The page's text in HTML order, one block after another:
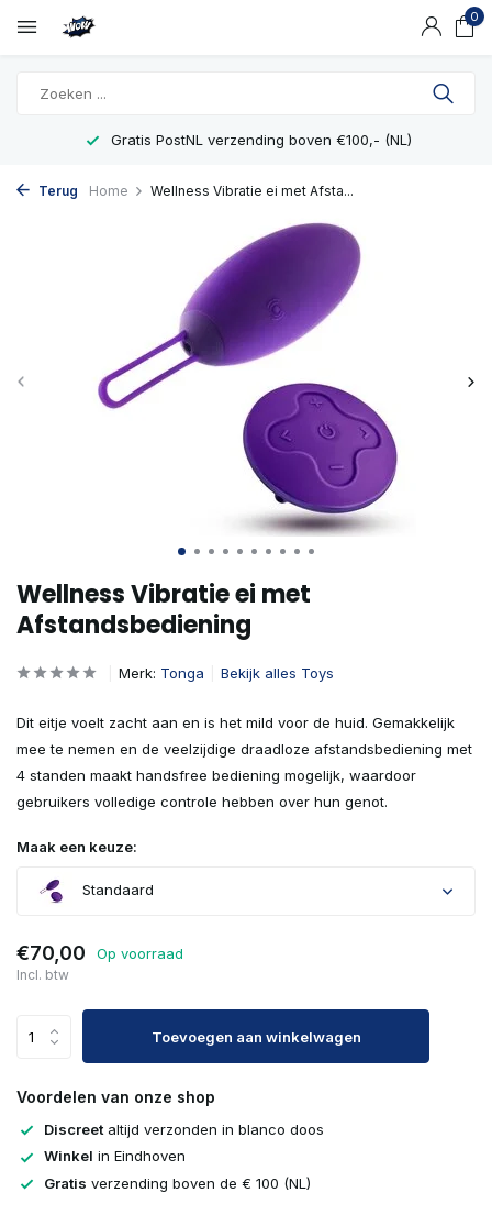
0
Gratis PostNL verzending boven €100,- (NL)
Terug Home Wellness Vibratie ei met Afsta...
Wellness Vibratie ei met
Afstandsbediening
Merk: Tonga Bekijk alles Toys
Dit eitje voelt zacht aan en is het mild voor de huid. Gemakkelijk
mee te nemen en de veelzijdige draadloze afstandsbediening met
4 standen maakt handsfree bediening mogelijk, waardoor
gebruikers volledige controle hebben over hun genot.
Maak een keuze:
Standaard
€70,00 Op voorraad
Incl. btw
Toevoegen aan winkelwagen
Voordelen van onze shop
Discreet altijd verzonden in blanco doos
Winkel in Eindhoven
Gratis verzending boven de € 100 (NL)